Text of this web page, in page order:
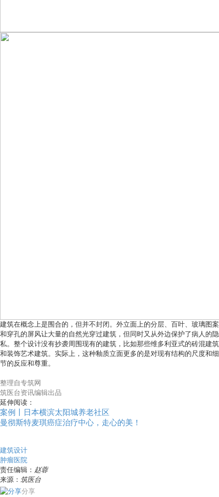
建筑在概念上是围合的，但并不封闭。外立面上的分层、百叶、玻璃图案
和穿孔的屏风让大量的自然光穿过建筑，但同时又从外边保护了病人的隐
私。整个设计没有抄袭周围现有的建筑，比如那些维多利亚式的砖混建筑
和装饰艺术建筑。实际上，这种釉质立面更多的是对现有结构的尺度和细
节的反应和尊重。
整理自专筑网
筑医台资讯编辑出品
延伸阅读：
案例丨日本横滨太阳城养老社区
曼彻斯特麦琪癌症治疗中心，走心的美！
建筑设计
肿瘤医院
责任编辑： 赵蓉
来源： 筑医台
分享